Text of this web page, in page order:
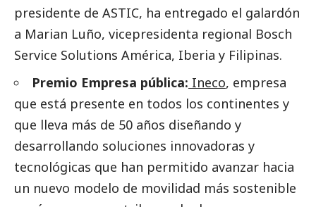
presidente de ASTIC, ha entregado el galardón
a Marian Luño, vicepresidenta regional Bosch
Service Solutions América, Iberia y Filipinas.
Premio Empresa pública: Ineco, empresa
que está presente en todos los continentes y
que lleva más de 50 años diseñando y
desarrollando soluciones innovadoras y
tecnológicas que han permitido avanzar hacia
un nuevo modelo de movilidad más sostenible